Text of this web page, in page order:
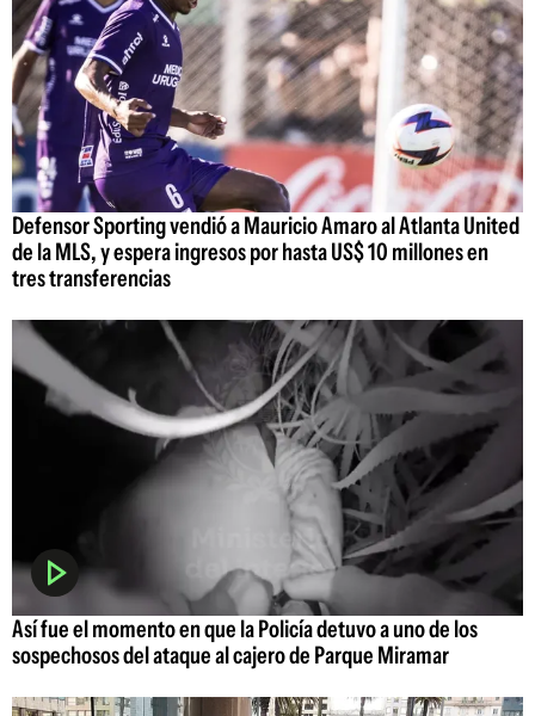
Defensor Sporting vendió a Mauricio Amaro al Atlanta United
de la MLS, y espera ingresos por hasta US$ 10 millones en
tres transferencias
Así fue el momento en que la Policía detuvo a uno de los
sospechosos del ataque al cajero de Parque Miramar